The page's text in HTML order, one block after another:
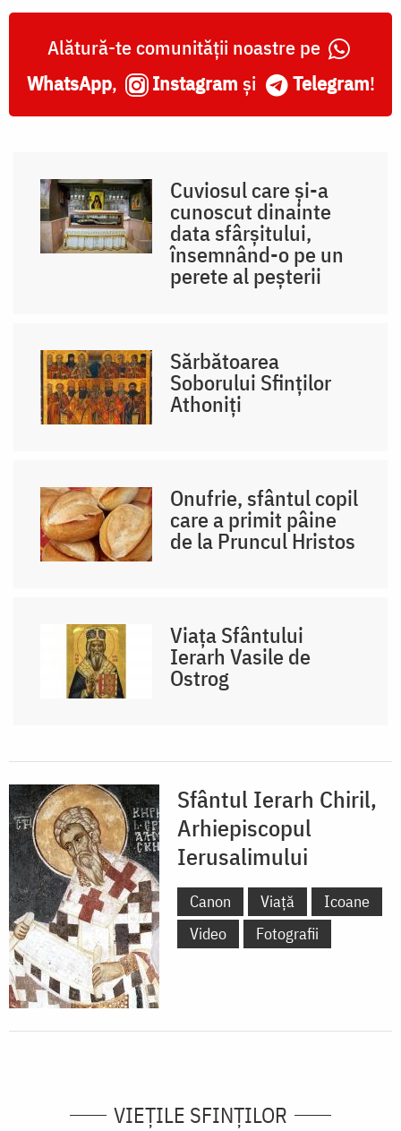
Alătură-te comunității noastre pe
WhatsApp, Instagram și Telegram!
Cuviosul care și-a
cunoscut dinainte
data sfârșitului,
însemnând-o pe un
perete al peșterii
Sărbătoarea
Soborului Sfinților
Athoniți
Onufrie, sfântul copil
care a primit pâine
de la Pruncul Hristos
Viața Sfântului
Ierarh Vasile de
Ostrog
Sfântul Ierarh Chiril,
Arhiepiscopul
Ierusalimului
Canon Viață
Icoane
Video
Fotografii
VIEŢILE SFINŢILOR